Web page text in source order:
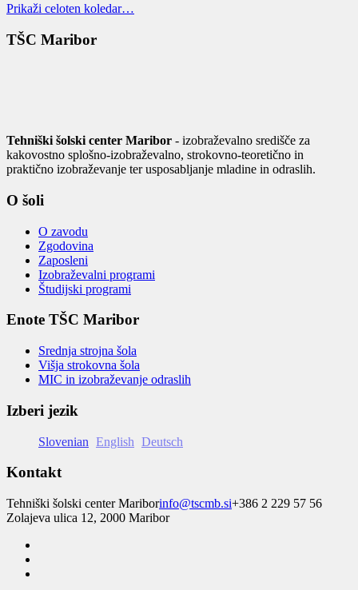
Prikaži celoten koledar…
TŠC Maribor
Tehniški šolski center Maribor - izobraževalno središče za
kakovostno splošno-izobraževalno, strokovno-teoretično in
praktično izobraževanje ter usposabljanje mladine in odraslih.
O šoli
O zavodu
Zgodovina
Zaposleni
Izobraževalni programi
Študijski programi
Enote TŠC Maribor
Srednja strojna šola
Višja strokovna šola
MIC in izobraževanje odraslih
Izberi jezik
Slovenian English Deutsch
Kontakt
Tehniški šolski center Mariborinfo@tscmb.si+386 2 229 57 56
Zolajeva ulica 12, 2000 Maribor